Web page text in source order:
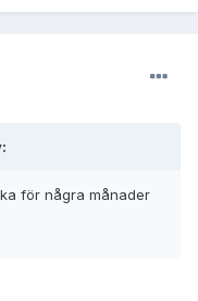
för några månader